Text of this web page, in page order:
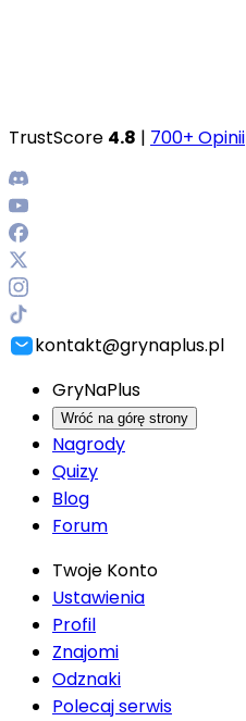
TrustScore 4.8 | 700+ Opinii
kontakt@grynaplus.pl
GryNaPlus
Wróć na górę strony
Nagrody
Quizy
Blog
Forum
Twoje Konto
Ustawienia
Profil
Znajomi
Odznaki
Polecaj serwis